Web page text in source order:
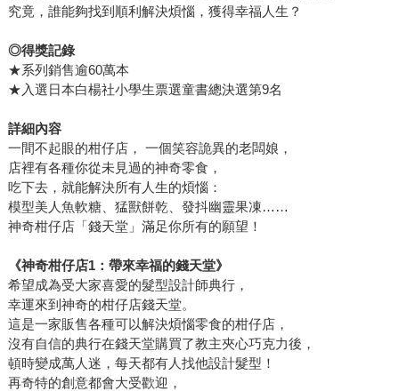
究竟，誰能夠找到順利解決煩惱，獲得幸福人生？
◎得獎記錄
★系列銷售逾60萬本
★入選日本白楊社小學生票選童書總決選第9名
詳細內容
一間不起眼的柑仔店， 一個笑容詭異的老闆娘，
店裡有各種你從未見過的神奇零食，
吃下去，就能解決所有人生的煩惱：
模型美人魚軟糖、猛獸餅乾、發抖幽靈果凍……
神奇柑仔店「錢天堂」滿足你所有的願望！
《神奇柑仔店1：帶來幸福的錢天堂》
希望成為受大家喜愛的髮型設計師典行，
幸運來到神奇的柑仔店錢天堂。
這是一家販售各種可以解決煩惱零食的柑仔店，
沒有自信的典行在錢天堂購買了教主夾心巧克力後，
頓時變成萬人迷，每天都有人找他設計髮型！
再奇特的創意都會大受歡迎，